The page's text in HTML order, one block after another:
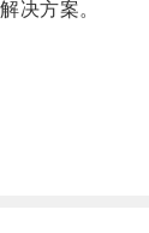
决方案。